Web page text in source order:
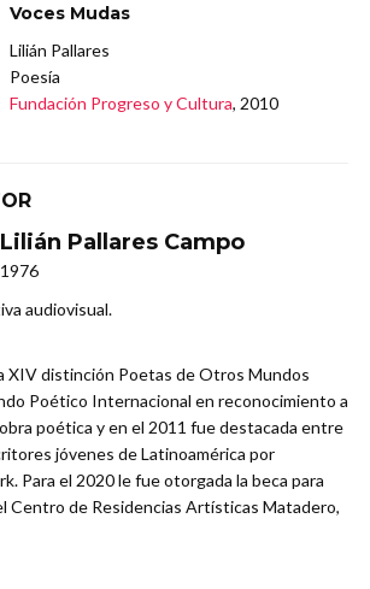
Voces Mudas
Lilián Pallares
Poesía
Fundación Progreso y Cultura, 2010
Lilián Pallares Campo
1976
audiovisual.
XIV distinción Poetas de Otros Mundos
Poético Internacional en reconocimiento a
poética y en el 2011 fue destacada entre
jóvenes de Latinoamérica por
Para el 2020 le fue otorgada la beca para
Centro de Residencias Artísticas Matadero,